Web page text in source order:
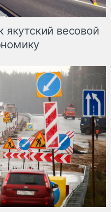
якутский весовой